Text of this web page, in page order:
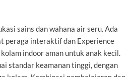
sains dan wahana air seru. Ada
peraga interaktif dan Experience
indoor aman untuk anak kecil.
standar keamanan tinggi, dengan